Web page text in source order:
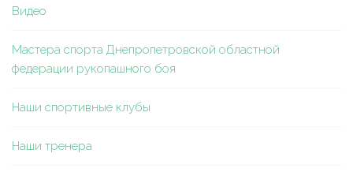
Видео
Мастера спорта Днепропетровской областной
федерации рукопашного боя
Наши спортивные клубы
Наши тренера